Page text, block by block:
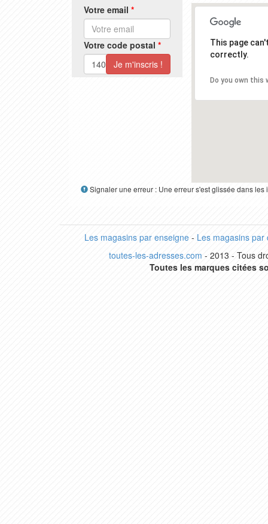
Votre email *
Votre code postal *
This page
correctly.
Do you own this
Signaler une erreur : Une erreur s'est glissée dans
Les magasins par enseigne- Les magasins par
toutes-les-adresses.com - 2013 - Tous
Toutes les marques citées